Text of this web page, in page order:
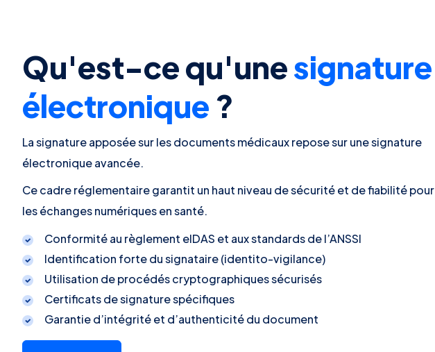
Qu'est-ce qu'unesignature
électronique?
La signature apposée sur les documents médicaux repose sur une signature
électronique avancée.
Ce cadre réglementaire garantit un haut niveau de sécurité et de fiabilité pour
les échanges numériques en santé.
Conformité au règlement eIDAS et aux standards de l’ANSSI
Identification forte du signataire (identito-vigilance)
Utilisation de procédés cryptographiques sécurisés
Certificats de signature spécifiques
Garantie d’intégrité et d’authenticité du document